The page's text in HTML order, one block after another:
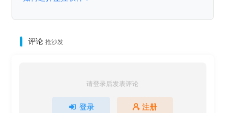
评论 抢沙发
请登录后发表评论
登录 注册